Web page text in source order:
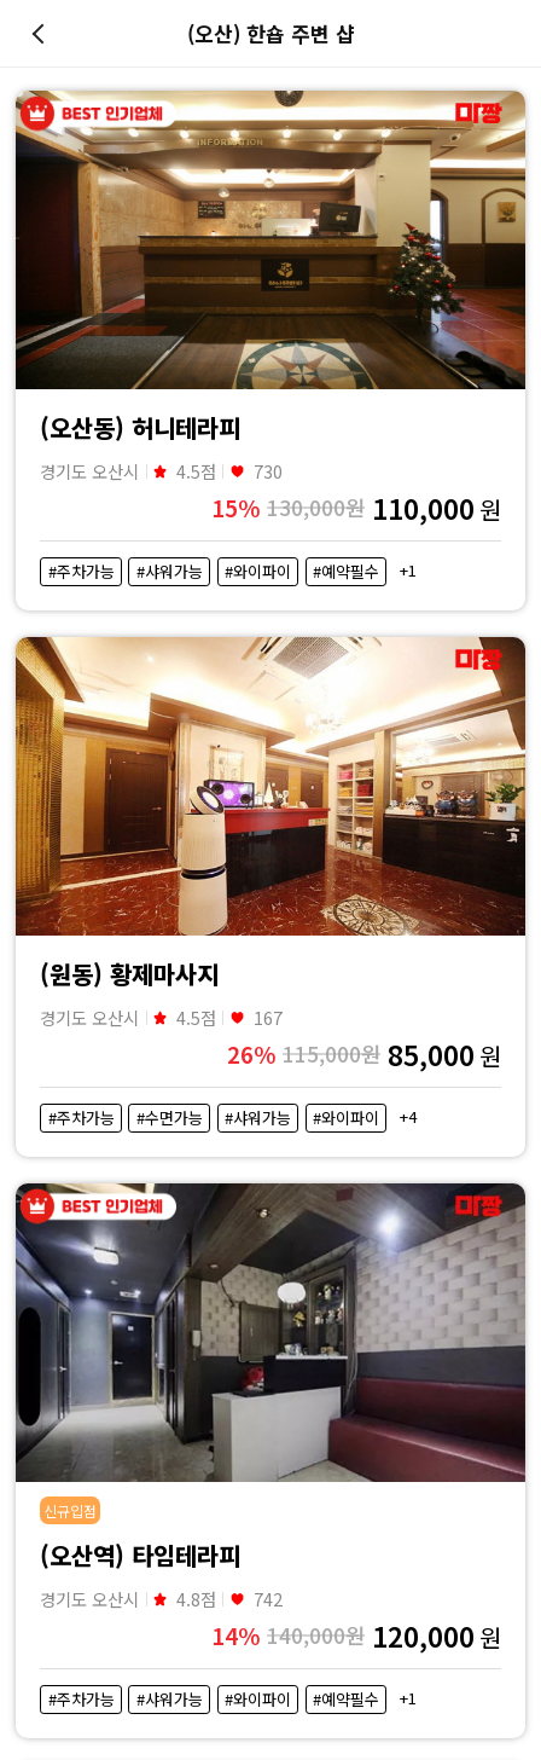
마
사
저
가
예
내
근
처
마
사
지
샵
가
격
비
교
마
(오산) 한숍 주변 샵
(오산동) 허니테라피
경기도 오산시 4.5점 730
15% 130,000원 110,000 원
#주차가능 #샤워가능 #와이파이 #예약필수 +1
(원동) 황제마사지
경기도 오산시 4.5점 167
26% 115,000원 85,000 원
#주차가능 #수면가능 #샤워가능 #와이파이 +4
신규입점
(오산역) 타임테라피
경기도 오산시 4.8점 742
14% 140,000원 120,000 원
#주차가능 #샤워가능 #와이파이 #예약필수 +1